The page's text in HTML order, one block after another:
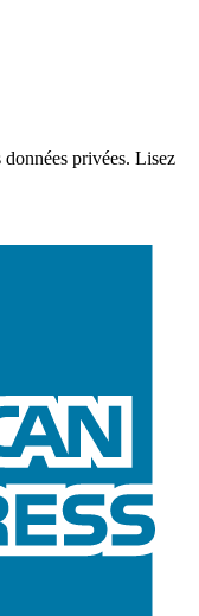
privées. Lisez